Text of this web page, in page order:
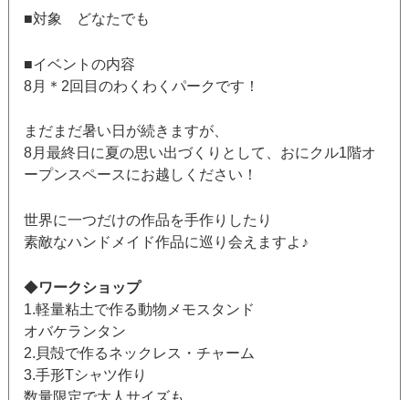
■対象 どなたでも
■イベントの内容
8月＊2回目のわくわくパークです！
まだまだ暑い日が続きますが、
8月最終日に夏の思い出づくりとして、おにクル1階オ
ープンスペースにお越しください！
世界に一つだけの作品を手作りしたり
素敵なハンドメイド作品に巡り会えますよ♪
◆ワークショップ
1.軽量粘土で作る動物メモスタンド
オバケランタン
2.貝殻で作るネックレス・チャーム
3.手形Tシャツ作り
数量限定で大人サイズも